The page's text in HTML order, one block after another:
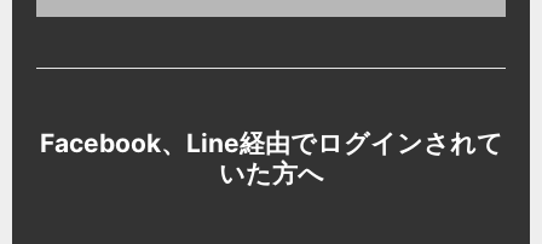
Facebook、Line経由でログインされて
いた方へ